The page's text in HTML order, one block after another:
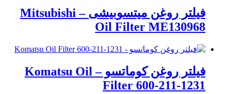
فیلتر روغن میتسوبیشی – Mitsubishi
Oil Filter ME130968
فیلتر روغن کوماتسو – Komatsu Oil
Filter 600-211-1231